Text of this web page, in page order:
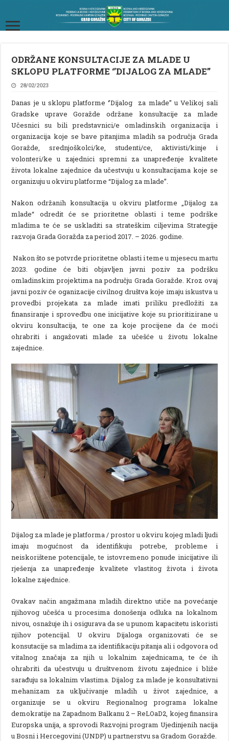
ODRŽANE KONSULTACIJE ZA MLADE U
SKLOPU PLATFORME ‘’DIJALOG ZA MLADE’’
28/02/2023
Danas je u sklopu platforme ‘’Dijalog za mlade’’ u Velikoj sali
Gradske uprave Goražde održane konsultacije za mlade
Učesnici su bili predstavnici/e omladinskih organizacija i
organizacija koje se bave pitanjima mladih sa područja Grada
Goražde, srednjoškolci/ke, studenti/ce, aktivisti/kinje i
volonteri/ke u zajednici spremni za unapređenje kvalitete
života lokalne zajednice da učestvuju u konsultacijama koje se
organizuju u okviru platforme “Dijalog za mlade”.
Nakon održanih konsultacija u okviru platforme „Dijalog za
mlade“ odredit će se prioritetne oblasti i teme podrške
mladima te će se uskladiti sa strateškim ciljevima Strategije
razvoja Grada Goražda za period 2017. – 2026. godine.
Nakon što se potvrde prioritetne oblasti i teme u mjesecu martu
2023. godine će biti objavljen javni poziv za podršku
omladinskim projektima na području Grada Goražde. Kroz ovaj
javni poziv će oganizacije civilnog društva koje imaju iskustva u
provedbi projekata za mlade imati priliku predložiti za
finansiranje i sprovedbu one inicijative koje su prioritizirane u
okviru konsultacija, te one za koje procijene da će moći
ohrabriti i angažovati mlade za učešće u životu lokalne
zajednice.
Dijalog za mlade je platforma / prostor u okviru kojeg mladi ljudi
imaju mogućnost da identifikuju potrebe, probleme i
neiskorištene potencijale, te istovremeno ponude inicijative ili
rješenja za unapređenje kvalitete vlastitog života i života
lokalne zajednice.
Ovakav način angažmana mladih direktno utiče na povećanje
njihovog učešća u procesima donošenja odluka na lokalnom
nivou, osnažuje ih i osigurava da se u punom kapacitetu iskoristi
njihov potencijal. U okviru Dijaloga organizovati će se
konsutacije sa mladima za identifikaciju pitanja ali i odgovora od
vitalnog značaja za njih u lokalnim zajednicama, te će ih
ohrabriti da učestvuju u društvenom životu zajednice i bliže
sarađuju sa lokalnim vlastima. Dijalog za mlade je konsultativni
mehanizam za uključivanje mladih u život zajednice, a
organizuje se u okviru Regionalnog programa lokalne
demokratije na Zapadnom Balkanu 2 – ReLOaD2, kojeg finansira
Europska unija, a sprovodi Razvojni program Ujedinjenih nacija
u Bosni i Hercegovini (UNDP) u partnerstvu sa Gradom Goražde.